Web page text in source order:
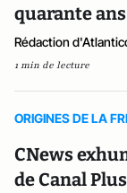
quarante
Rédaction
1 min de lecture
ORIGINES DE LA
CNews
de Canal